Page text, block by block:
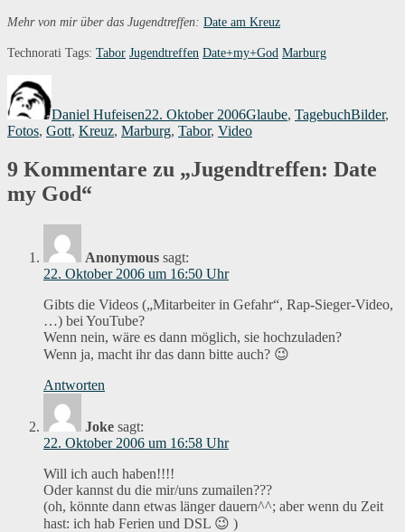
Mehr von mir über das Jugendtreffen: Date am Kreuz
Technorati Tags: Tabor Jugendtreffen Date+my+God Marburg
Daniel Hufeisen22. Oktober 2006Glaube, TagebuchBilder,
Fotos, Gott, Kreuz, Marburg, Tabor, Video
9 Kommentare zu „Jugendtreffen: Date
my God“
Anonymous sagt:
22. Oktober 2006 um 16:50 Uhr
Gibts die Videos („Mitarbeiter in Gefahr“, Rap-Sieger-Video,
…) bei YouTube?
Wenn nein, wäre es dann möglich, sie hochzuladen?
Wenn ja, macht ihr das dann bitte auch? 😉
Antworten
Joke sagt:
22. Oktober 2006 um 16:58 Uhr
Will ich auch haben!!!!
Oder kannst du die mir/uns zumailen???
(oh, könnte dann etwas länger dauern^^; aber wenn du Zeit
hast: ich hab Ferien und DSL 😉 )